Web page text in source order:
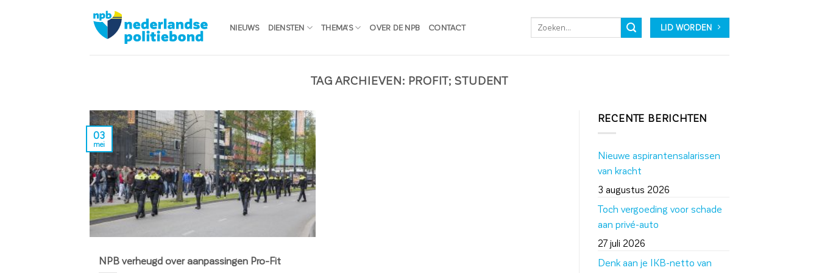
NIEUWS DIENSTEN THEMA’S OVER DE NPB CONTACT LID WORDEN
TAG ARCHIEVEN: PROFIT; STUDENT
NPB verheugd over aanpassingen Pro-Fit
03
mei
RECENTE BERICHTEN
Nieuwe aspirantensalarissen
van kracht
3 augustus 2026
Toch vergoeding voor schade
aan privé-auto
27 juli 2026
Denk aan je IKB-netto van